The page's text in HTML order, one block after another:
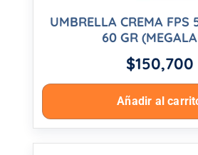
UMBRELLA CREMA FPS
60 GR
$150,700
Añadir al